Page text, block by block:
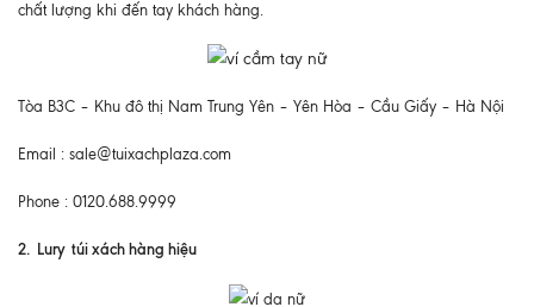
chất lượng khi đến tay khách hàng.
Tòa B3C – Khu đô thị Nam Trung Yên – Yên Hòa – Cầu Giấy – Hà Nội
Email : sale@tuixachplaza.com
Phone : 0120.688.9999
2. Lury túi xách hàng hiệu